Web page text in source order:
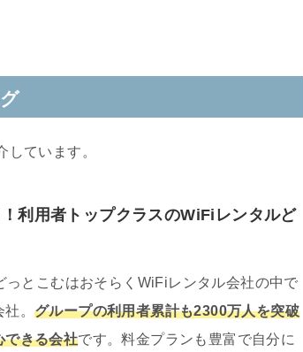
ています。
利用者トップクラスのWiFiレンタルど
っとこむはおそらくWiFiレンタル会社の中で
社。グループの利用者累計も2300万人を突破
できる会社です。料金プランも豊富で自分に